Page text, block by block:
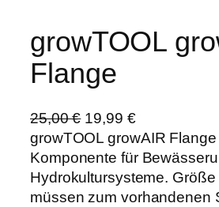
growTOOL
Flange
25,00€ U
r
s
p
r
19,99 €A
k
t
u
e
growTOOL growAIR
Komponente für
Hydrokultursysteme.
müssen zum vorhandenen